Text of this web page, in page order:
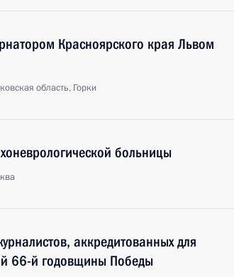
Красноярского края Львом
область, Горки
больницы
аккредитованных для
66-й годовщины Победы